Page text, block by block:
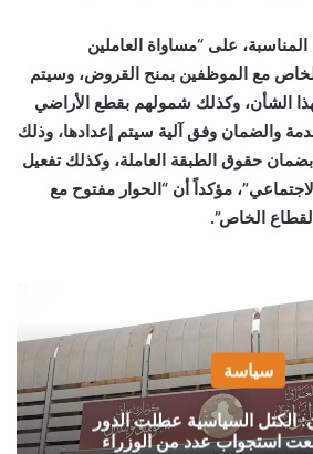
على “مساواة العاملين
مع الموظفين بمنح القروض، وسيتم
الشأن، وكذلك شمولهم بقطع الأراضي
والضمان وفق آلية سيتم إعدادها، وذلك
حقوق الطبقة العاملة، وكذلك تفعيل
مؤكداً أن “الحوار مفتوح مع
الخاص”.
سياسة
الكتل السياسية عطلت الدور
استجواب عدد من الوزراء